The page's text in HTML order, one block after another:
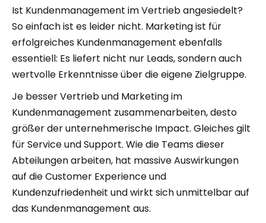
Ist Kundenmanagement im Vertrieb angesiedelt?
So einfach ist es leider nicht. Marketing ist für
erfolgreiches Kundenmanagement ebenfalls
essentiell: Es liefert nicht nur Leads, sondern auch
wertvolle Erkenntnisse über die eigene Zielgruppe.
Je besser Vertrieb und Marketing im
Kundenmanagement zusammenarbeiten, desto
größer der unternehmerische Impact. Gleiches gilt
für Service und Support. Wie die Teams dieser
Abteilungen arbeiten, hat massive Auswirkungen
auf die Customer Experience und
Kundenzufriedenheit und wirkt sich unmittelbar auf
das Kundenmanagement aus.